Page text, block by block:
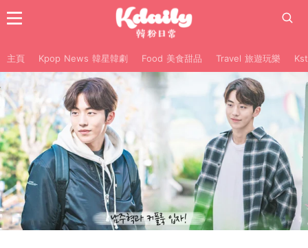
主頁 Kpop News 韓星韓劇 Food 美食甜品 Travel 旅遊玩樂